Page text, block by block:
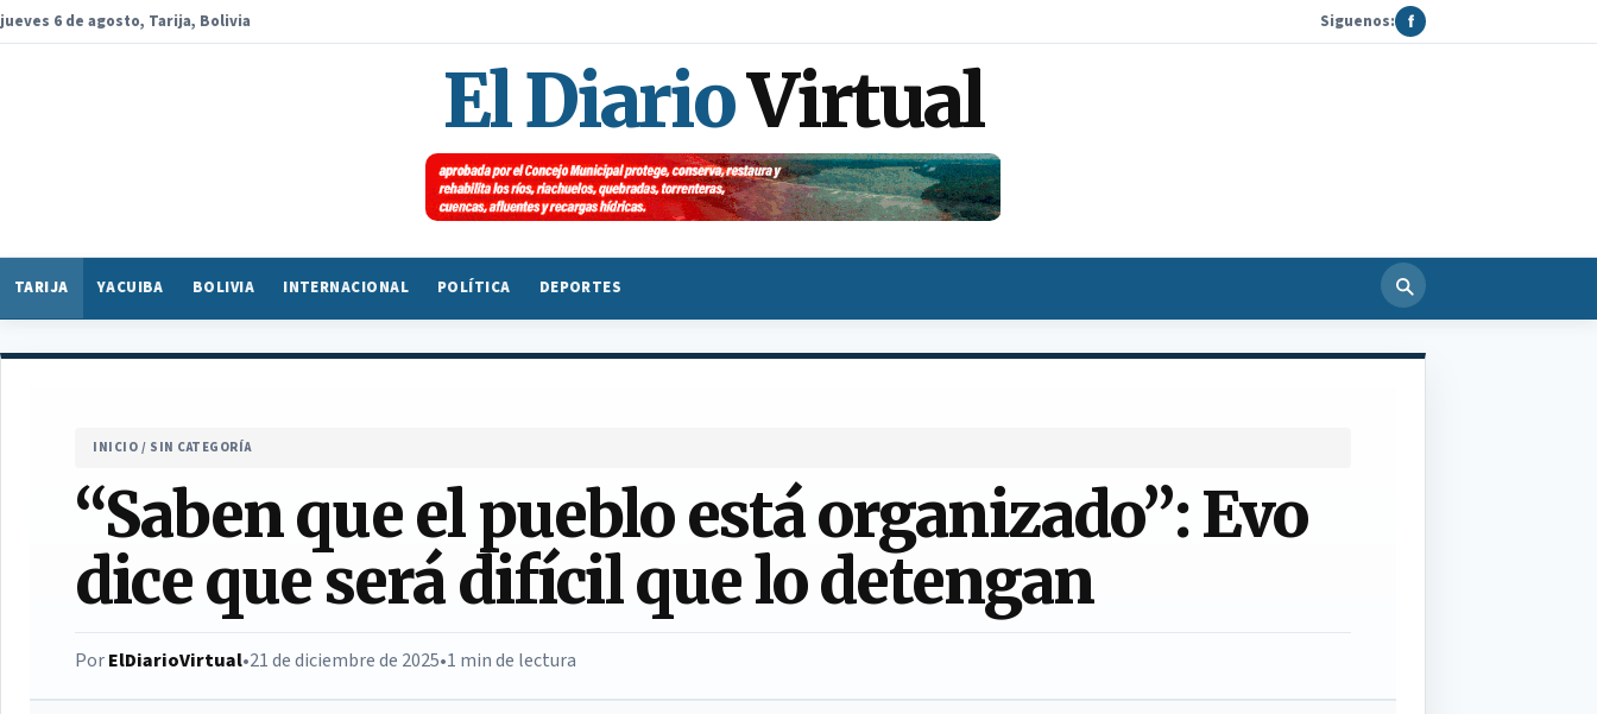
jueves 6 de agosto, Tarija, Bolivia Siguenos: f
El DiarioVirtual
TARIJA YACUIBA BOLIVIA INTERNACIONAL POLÍTICA DEPORTES
INICIO / SIN CATEGORÍA
“Saben que el pueblo está organizado”: Evo
dice que será difícil que lo detengan
PorElDiarioVirtual•21 de diciembre de 2025•1 min de lectura